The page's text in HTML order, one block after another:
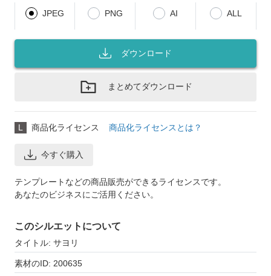
JPEG PNG AI ALL
ダウンロード
まとめてダウンロード
L 商品化ライセンス 商品化ライセンスとは？
今すぐ購入
テンプレートなどの商品販売ができるライセンスです。
あなたのビジネスにご活用ください。
このシルエットについて
タイトル: サヨリ
素材のID: 200635